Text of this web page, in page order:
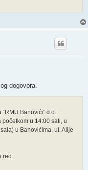
dogovora.
Banovići” d.d.
u 14:00 sati, u
u Banovićima, ul. Alije
red: